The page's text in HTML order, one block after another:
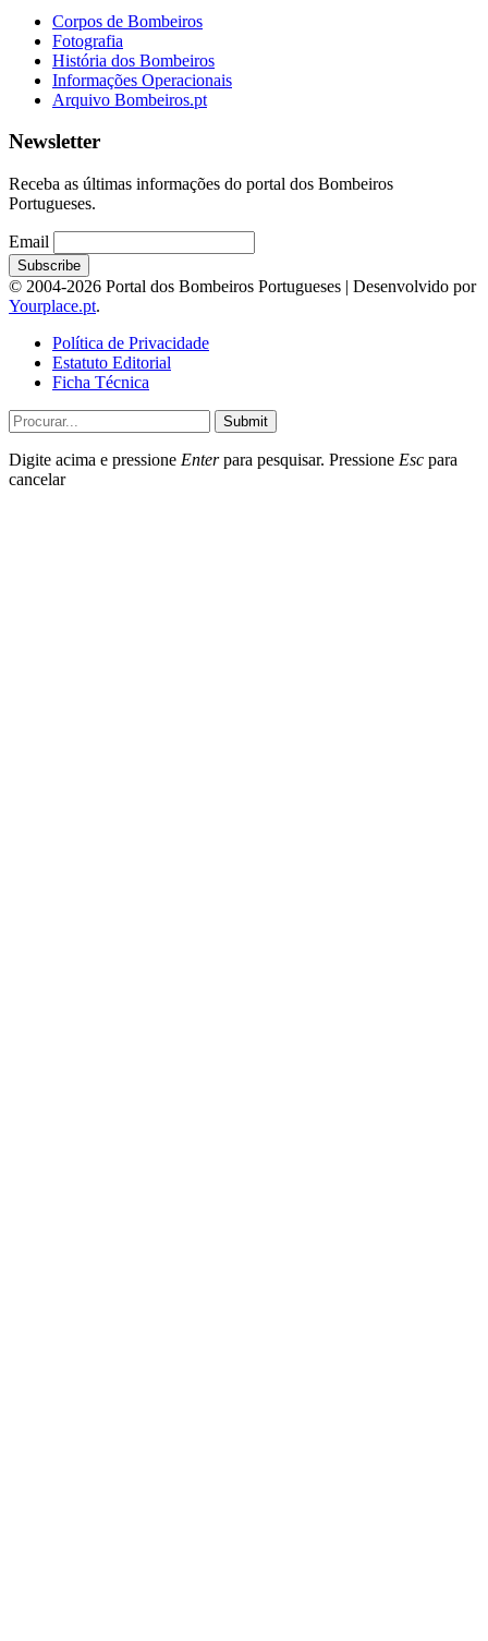
Corpos de Bombeiros
Fotografia
História dos Bombeiros
Informações Operacionais
Arquivo Bombeiros.pt
Newsletter
Receba as últimas informações do portal dos Bombeiros
Portugueses.
Email
© 2004-2026 Portal dos Bombeiros Portugueses | Desenvolvido por
Yourplace.pt.
Política de Privacidade
Estatuto Editorial
Ficha Técnica
Submit
Digite acima e pressione Enterpara pesquisar. Pressione Esc para
cancelar